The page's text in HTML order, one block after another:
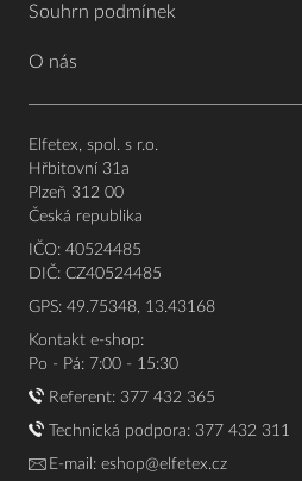
Souhrn podmínek
O nás
Elfetex, spol. s r.o.
Hřbitovní 31a
Plzeň 312 00
Česká republika
IČO: 40524485
DIČ: CZ40524485
GPS: 49.75348, 13.43168
Kontakt e-shop:
Po - Pá: 7:00 - 15:30
Referent: 377 432 365
Technická podpora: 377 432 311
E-mail: eshop@elfetex.cz